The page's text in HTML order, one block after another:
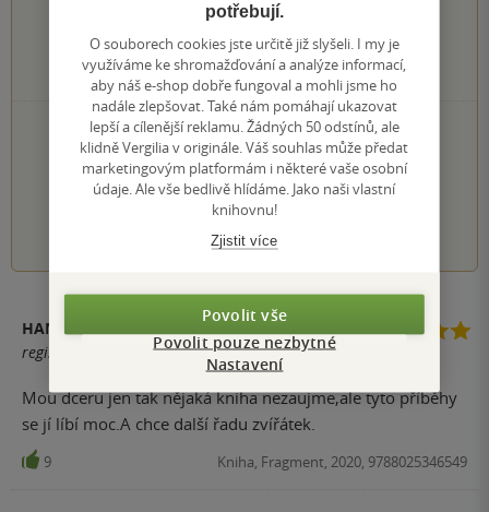
0×
4 hvězdičky
3 hvězdičky
0×
2 hvězdičky
0×
1 hvezdička
PŘIDEJTE SVÉ HODNOCENÍ KNIHY
Hodnocení našich knihkupců: 0.0 z 5
3 4 5
HANA URBANOVÁ
registrovaný uživatel
Mou dceru jen tak nějaká kniha nezaujme,ale tyto příběhy
se jí líbí moc.A chce další řadu zvířátek.
9 Kniha, Fragment, 2020, 9788025346549
potřebují.
O souborech cookies jste určitě již slyšeli. I my je
využíváme ke shromažďování a analýze informací,
aby náš e-shop dobře fungoval a mohli jsme ho
nadále zlepšovat. Také nám pomáhají ukazovat
lepší a cílenější reklamu. Žádných 50 odstínů, ale
klidně Vergilia v originále. Váš souhlas může předat
marketingovým platformám i některé vaše osobní
údaje. Ale vše bedlivě hlídáme. Jako naši vlastní
knihovnu!
Zjistit více
Povolit vše
Povolit pouze nezbytné
Nastavení